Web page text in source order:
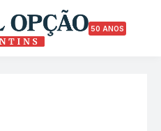
50 ANOS